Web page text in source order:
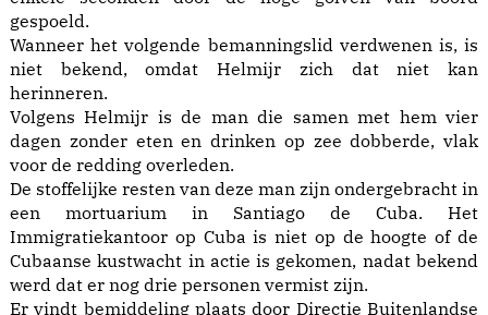
gespoeld.
Wanneer het volgende bemanningslid verdwenen is, is
niet bekend, omdat Helmijr zich dat niet kan
herinneren.
Volgens Helmijr is de man die samen met hem vier
dagen zonder eten en drinken op zee dobberde, vlak
voor de redding overleden.
De stoffelijke resten van deze man zijn ondergebracht in
een mortuarium in Santiago de Cuba. Het
Immigratiekantoor op Cuba is niet op de hoogte of de
Cubaanse kustwacht in actie is gekomen, nadat bekend
werd dat er nog drie personen vermist zijn.
Er vindt bemiddeling plaats door Directie Buitenlandse